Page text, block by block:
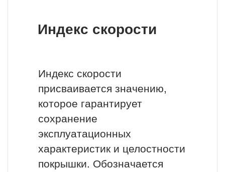
Индекс скорости
Индекс скорости
присваивается значению,
которое гарантирует
сохранение
эксплуатационных
характеристик и целостности
покрышки. Обозначается